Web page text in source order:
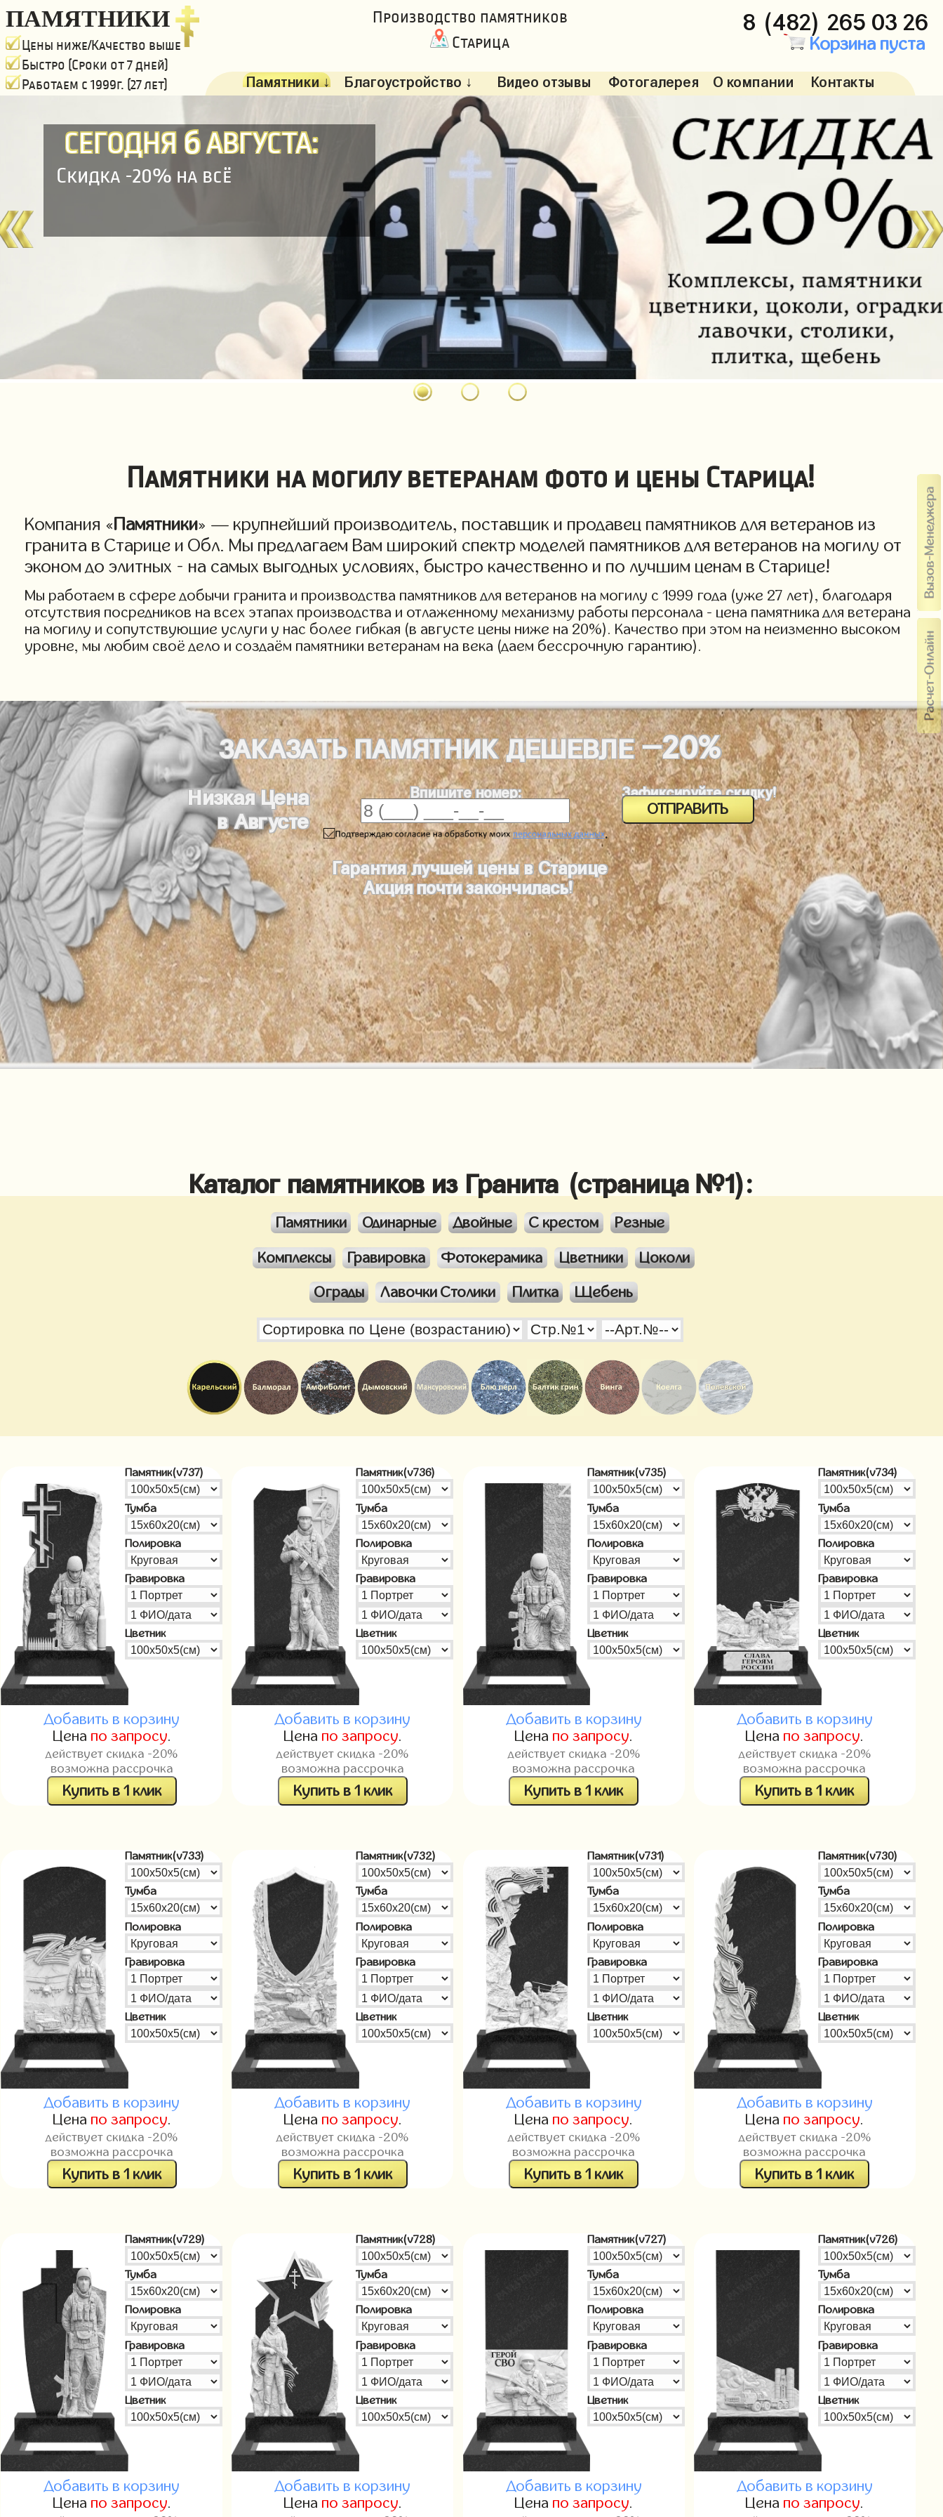
ПАМЯТНИКИ
Цены ниже/Качество выше
Быстро (Сроки от 7 дней)
Работаем с 1999г. (27 лет)
Производство памятников
Старица
8 (482) 265 03 26
Корзина пуста
Памятники ↓ Благоустройство ↓ Видео отзывы Фотогалерея О компании Контакты
СЕГОДНЯ 6АВГУСТА:
Скидка -20% на всё
Памятники на могилу ветеранам фото и цены Старица!
Компания « Памятники» — крупнейший производитель, поставщик и продавец памятников для ветеранов из
гранита в Старице и Обл. Мы предлагаем Вам широкий спектр моделей памятников для ветеранов на могилу от
эконом до элитных - на самых выгодных условиях, быстро качественно и по лучшим ценам в Старице!
Мы работаем в сфере добычи гранита и производства памятников для ветеранов на могилу с 1999 года (уже 27 лет), благодаря
отсутствия посредников на всех этапах производства и отлаженному механизму работы персонала - цена памятника для ветерана
на могилу и сопутствующие услуги у нас более гибкая (в августе цены ниже на 20%). Качество при этом на неизменно высоком
уровне, мы любим своё дело и создаём памятники ветеранам на века (даем бессрочную гарантию).
ЗАКАЗАТЬПАМЯТНИКДЕШЕВЛЕ-20%
Низкая Цена
в Августе
Впишите номер:
.
Зафиксируйте скидку!
Гарантия лучшей цены в Старице
Акция почти закончилась!
Каталог памятников из Гранита (страница №1):
Памятники Одинарные Двойные С крестом Резные
Комплексы Гравировка Фотокерамика Цветники Цоколи
Ограды Лавочки Столики Плитка Щебень
Памятник(v737)
Тумба
Полировка
Гравировка
Цветник
Добавить в корзину
Цена по запросу.
действует скидка -20%
возможна рассрочка
Купить в 1 клик
Памятник(v736)
Тумба
Полировка
Гравировка
Цветник
Добавить в корзину
Цена по запросу.
действует скидка -20%
возможна рассрочка
Купить в 1 клик
Памятник(v735)
Тумба
Полировка
Гравировка
Цветник
Добавить в корзину
Цена по запросу.
действует скидка -20%
возможна рассрочка
Купить в 1 клик
Памятник(v734)
Тумба
Полировка
Гравировка
Цветник
Добавить в корзину
Цена по запросу.
действует скидка -20%
возможна рассрочка
Купить в 1 клик
Памятник(v733)
Тумба
Полировка
Гравировка
Цветник
Добавить в корзину
Цена по запросу.
действует скидка -20%
возможна рассрочка
Купить в 1 клик
Памятник(v732)
Тумба
Полировка
Гравировка
Цветник
Добавить в корзину
Цена по запросу.
действует скидка -20%
возможна рассрочка
Купить в 1 клик
Памятник(v731)
Тумба
Полировка
Гравировка
Цветник
Добавить в корзину
Цена по запросу.
действует скидка -20%
возможна рассрочка
Купить в 1 клик
Памятник(v730)
Тумба
Полировка
Гравировка
Цветник
Добавить в корзину
Цена по запросу.
действует скидка -20%
возможна рассрочка
Купить в 1 клик
Памятник(v729)
Тумба
Полировка
Гравировка
Цветник
Добавить в корзину
Цена по запросу.
Памятник(v728)
Тумба
Полировка
Гравировка
Цветник
Добавить в корзину
Цена по запросу.
Памятник(v727)
Тумба
Полировка
Гравировка
Цветник
Добавить в корзину
Цена по запросу.
Памятник(v726)
Тумба
Полировка
Гравировка
Цветник
Добавить в корзину
Цена по запросу.